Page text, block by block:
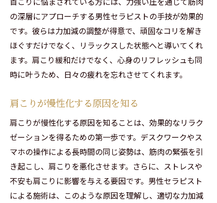
の深層にアプローチする男性セラピストの手技が効果的
です。彼らは力加減の調整が得意で、頑固なコリを解き
ほぐすだけでなく、リラックスした状態へと導いてくれ
ます。肩こり緩和だけでなく、心身のリフレッシュも同
時に叶うため、日々の疲れを忘れさせてくれます。
肩こりが慢性化する原因を知る
肩こりが慢性化する原因を知ることは、効果的なリラク
ゼーションを得るための第一歩です。デスクワークやス
マホの操作による長時間の同じ姿勢は、筋肉の緊張を引
き起こし、肩こりを悪化させます。さらに、ストレスや
不安も肩こりに影響を与える要因です。男性セラピスト
による施術は、このような原因を理解し、適切な力加減